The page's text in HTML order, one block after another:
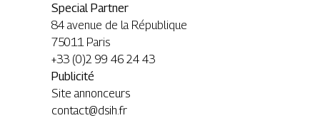
Special Partner
84 avenue de la République
75011 Paris
+33 (0)2 99 46 24 43
Publicité
Site annonceurs
contact@dsih.fr